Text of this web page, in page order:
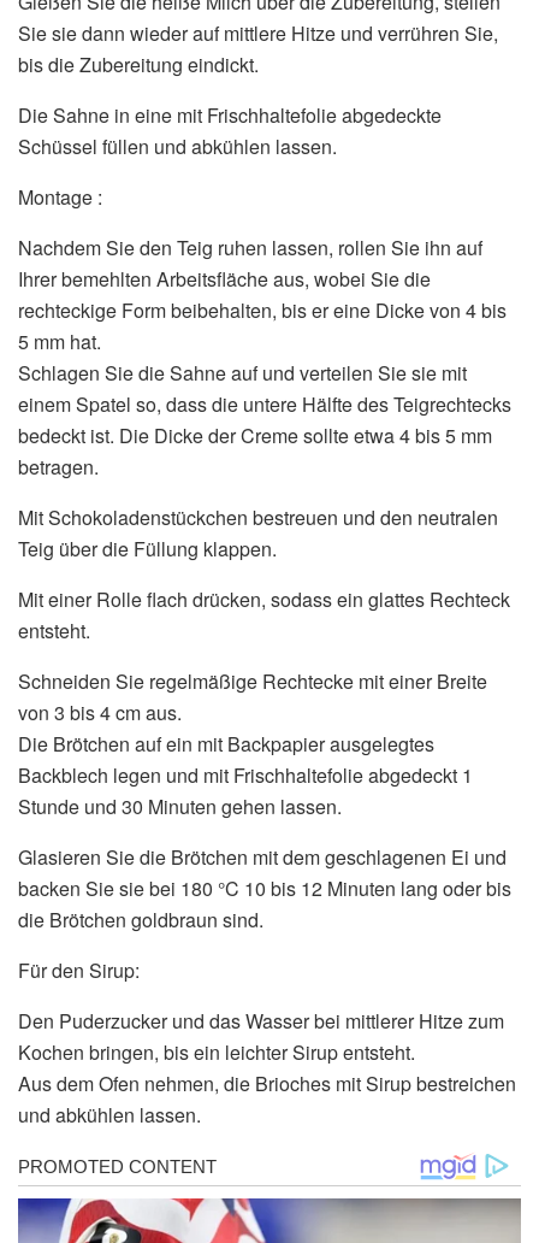
Sie sie dann wieder auf mittlere Hitze und verrühren Sie,
bis die Zubereitung eindickt.
Die Sahne in eine mit Frischhaltefolie abgedeckte
Schüssel füllen und abkühlen lassen.
Montage :
Nachdem Sie den Teig ruhen lassen, rollen Sie ihn auf
Ihrer bemehlten Arbeitsfläche aus, wobei Sie die
rechteckige Form beibehalten, bis er eine Dicke von 4 bis
5 mm hat.
Schlagen Sie die Sahne auf und verteilen Sie sie mit
einem Spatel so, dass die untere Hälfte des Teigrechtecks ​​
bedeckt ist. Die Dicke der Creme sollte etwa 4 bis 5 mm
betragen.
Mit Schokoladenstückchen bestreuen und den neutralen
Teig über die Füllung klappen.
Mit einer Rolle flach drücken, sodass ein glattes Rechteck
entsteht.
Schneiden Sie regelmäßige Rechtecke mit einer Breite
von 3 bis 4 cm aus.
Die Brötchen auf ein mit Backpapier ausgelegtes
Backblech legen und mit Frischhaltefolie abgedeckt 1
Stunde und 30 Minuten gehen lassen.
Glasieren Sie die Brötchen mit dem geschlagenen Ei und
backen Sie sie bei 180 °C 10 bis 12 Minuten lang oder bis
die Brötchen goldbraun sind.
Für den Sirup:
Den Puderzucker und das Wasser bei mittlerer Hitze zum
Kochen bringen, bis ein leichter Sirup entsteht.
Aus dem Ofen nehmen, die Brioches mit Sirup bestreichen
und abkühlen lassen.